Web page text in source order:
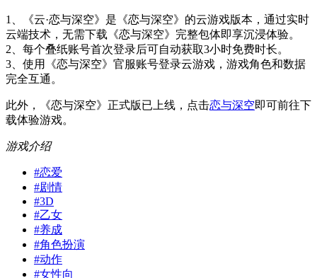
1、《云·恋与深空》是《恋与深空》的云游戏版本，通过实时
云端技术，无需下载《恋与深空》完整包体即享沉浸体验。
2、每个叠纸账号首次登录后可自动获取3小时免费时长。
3、使用《恋与深空》官服账号登录云游戏，游戏角色和数据
完全互通。
此外，《恋与深空》正式版已上线，点击恋与深空即可前往下
载体验游戏。
游戏介绍
#恋爱
#剧情
#3D
#乙女
#养成
#角色扮演
#动作
#女性向